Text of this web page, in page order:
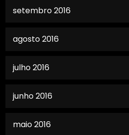
setembro 2016
agosto 2016
julho 2016
junho 2016
maio 2016